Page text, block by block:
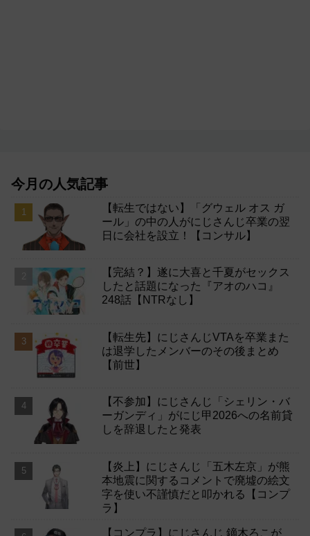
今月の人気記事
【転生ではない】「グウェル オス ガ
ール」の中の人がにじさんじ卒業の翌
日に会社を設立！【コンサル】
【完結？】遂に大喜と千夏がセックス
したと話題になった『アオのハコ』
248話【NTRなし】
【転生先】にじさんじVTAを卒業また
は退学したメンバーのその後まとめ
【前世】
【不参加】にじさんじ「シェリン・バ
ーガンディ」がにじ甲2026への名前貸
しを辞退したと発表
【炎上】にじさんじ「五木左京」が熊
本地震に関するコメントで廃墟の絵文
字を使い不謹慎だと叩かれる【コンプ
ラ】
【コンプラ】にじさんじ 鏑木ろこが